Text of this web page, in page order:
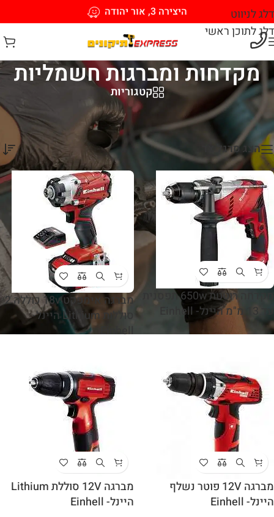
דלג לניווט
דלג לתוכן ראשי
היצירה 3, אור יהודה
מקדחות ומברגות חשמליות
קטגוריות
עמוד הבית/כלי עבודה חשמליים/מקדחות ומברגות חשמליות
מציג 1–12 מתוך 14 תוצאות
הצג סרגל צד
מקדחה רוטטת 650w תפסנית
מברגה אימפקט 18v כוללה 2
סוללות Lithium היינל-
Einhell
מברגה 12V פוטר נשלף
היינל- Einhell
מברגה 12V סוללת Lithium
היינל- Einhell